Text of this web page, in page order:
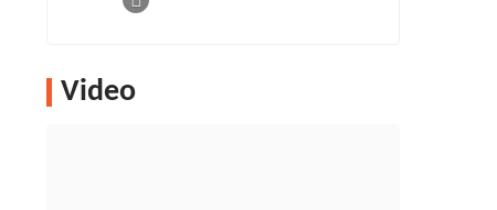
Video